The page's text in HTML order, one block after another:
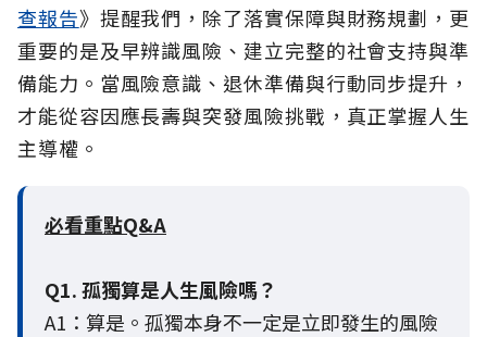
查報告》提醒我們，除了落實保障與財務規劃，更
重要的是及早辨識風險、建立完整的社會支持與準
備能力。當風險意識、退休準備與行動同步提升，
才能從容因應長壽與突發風險挑戰，真正掌握人生
主導權。
必看重點Q&A
Q1. 孤獨算是人生風險嗎？
A1：算是。孤獨本身不一定是立即發生的風險